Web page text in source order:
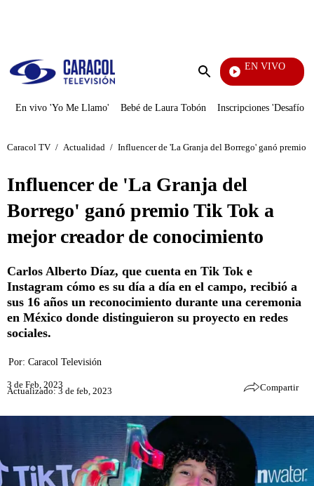
Enviar
EN VIVO
En vivo 'Yo Me Llamo' Bebé de Laura Tobón Inscripciones 'Desafío'
Caracol TV / Actualidad / Influencer de 'La Granja del Borrego' ganó premio
Influencer de 'La Granja del
Borrego' ganó premio Tik Tok a
mejor creador de conocimiento
Carlos Alberto Díaz, que cuenta en Tik Tok e
Instagram cómo es su día a día en el campo, recibió a
sus 16 años un reconocimiento durante una ceremonia
en México donde distinguieron su proyecto en redes
sociales.
Por: Caracol Televisión
3 de Feb, 2023
Actualizado: 3 de feb, 2023 Compartir